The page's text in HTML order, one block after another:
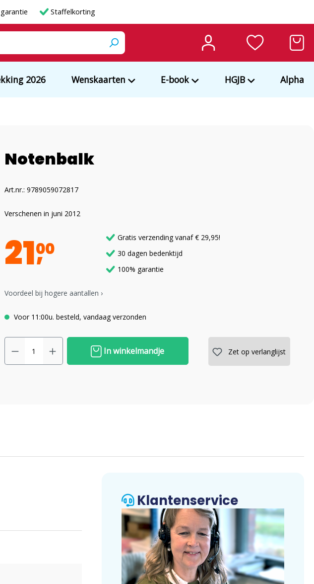
Staffelkorting
2026 Wenskaarten E-book HGJB Alpha
Notenbalk
Art.nr.: 9789059072817
Verschenen in juni 2012
2100
Gratis verzending vanaf € 29,95!
30 dagen bedenktijd
100% garantie
Voordeel bij hogere aantallen ›
Voor 11:00u. besteld, vandaag verzonden
In winkelmandje Zet op verlanglijst
Klantenservice